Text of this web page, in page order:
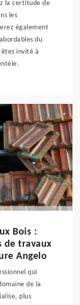
la certitude de
les
également
du
invité à
Bois :
de travaux
Angelo
qui
de la
plus